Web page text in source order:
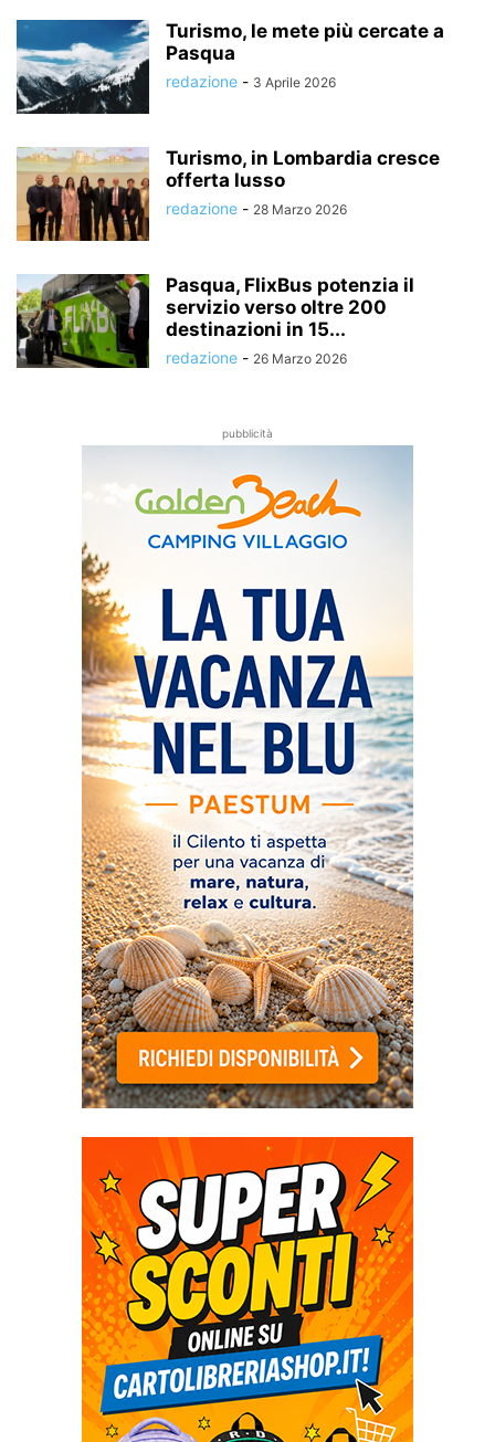
Turismo, le mete più cercate a
Pasqua
redazione - 3 Aprile 2026
Turismo, in Lombardia cresce
offerta lusso
redazione - 28 Marzo 2026
Pasqua, FlixBus potenzia il
servizio verso oltre 200
destinazioni in 15...
redazione - 26 Marzo 2026
pubblicità